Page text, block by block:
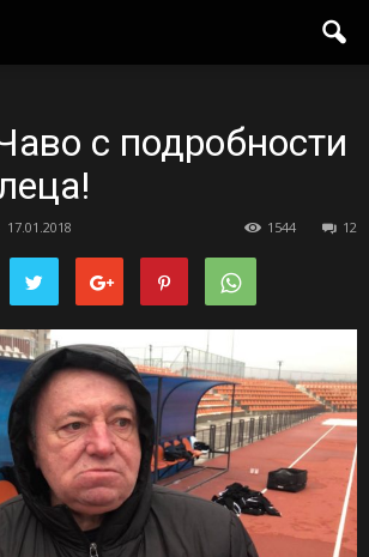
с подробности
17.01.2018 12
1544